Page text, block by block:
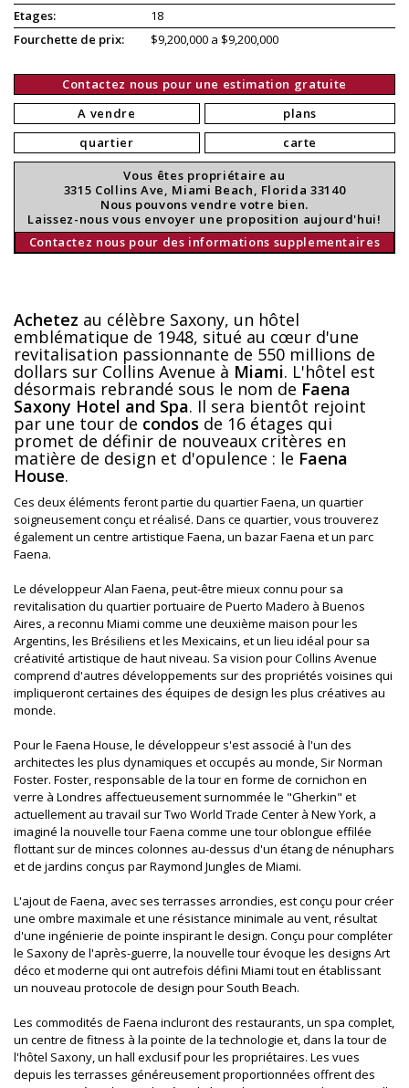
Etages:
18
Fourchette de prix:
$9,200,000 a $9,200,000
Contactez nous pour une estimation gratuite
A vendre
quartier
plans
carte
Vous êtes propriétaire au
3315 Collins Ave, Miami Beach, Florida 33140
Nous pouvons vendre votre bien.
Laissez-nous vous envoyer une proposition aujourd'hui!
Contactez nous pour des informations supplementaires
Achetez au célèbre Saxony, un hôtel
emblématique de 1948, situé au cœur d'une
revitalisation passionnante de 550 millions de
dollars sur Collins Avenue à Miami. L'hôtel est
désormais rebrandé sous le nom de Faena
Saxony Hotel and Spa. Il sera bientôt rejoint
par une tour de condos de 16 étages qui
promet de définir de nouveaux critères en
matière de design et d'opulence : le Faena
House.
Ces deux éléments feront partie du quartier Faena, un quartier
soigneusement conçu et réalisé. Dans ce quartier, vous trouverez
également un centre artistique Faena, un bazar Faena et un parc
Faena.
Le développeur Alan Faena, peut-être mieux connu pour sa
revitalisation du quartier portuaire de Puerto Madero à Buenos
Aires, a reconnu Miami comme une deuxième maison pour les
Argentins, les Brésiliens et les Mexicains, et un lieu idéal pour sa
créativité artistique de haut niveau. Sa vision pour Collins Avenue
comprend d'autres développements sur des propriétés voisines qui
impliqueront certaines des équipes de design les plus créatives au
monde.
Pour le Faena House, le développeur s'est associé à l'un des
architectes les plus dynamiques et occupés au monde, Sir Norman
Foster. Foster, responsable de la tour en forme de cornichon en
verre à Londres affectueusement surnommée le "Gherkin" et
actuellement au travail sur Two World Trade Center à New York, a
imaginé la nouvelle tour Faena comme une tour oblongue effilée
flottant sur de minces colonnes au-dessus d'un étang de nénuphars
et de jardins conçus par Raymond Jungles de Miami.
L'ajout de Faena, avec ses terrasses arrondies, est conçu pour créer
une ombre maximale et une résistance minimale au vent, résultat
d'une ingénierie de pointe inspirant le design. Conçu pour compléter
le Saxony de l'après-guerre, la nouvelle tour évoque les designs Art
déco et moderne qui ont autrefois défini Miami tout en établissant
un nouveau protocole de design pour South Beach.
Les commodités de Faena incluront des restaurants, un spa complet,
un centre de fitness à la pointe de la technologie et, dans la tour de
l'hôtel Saxony, un hall exclusif pour les propriétaires. Les vues
depuis les terrasses généreusement proportionnées offrent des